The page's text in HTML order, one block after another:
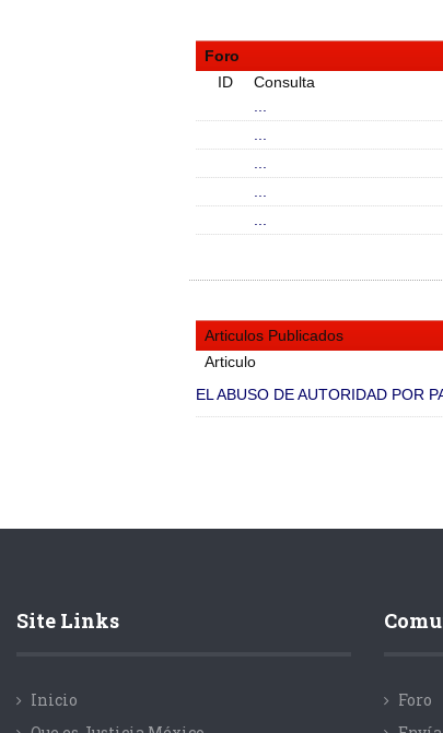
Foro
ID
Consulta
Articulos Publicados
Articulo
EL ABUSO DE AUTORIDAD POR
Site Links
Inicio
Foro